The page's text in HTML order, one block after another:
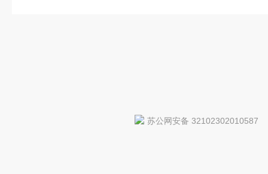
苏公网安备 32102302010587